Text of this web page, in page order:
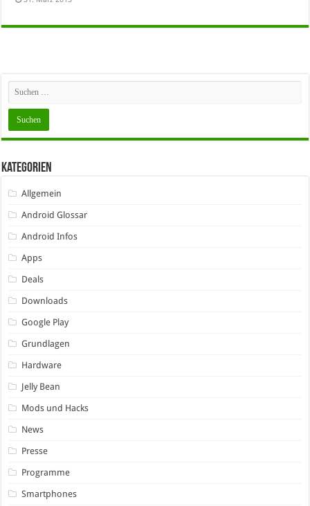
Kategorien
Allgemein
Android Glossar
Android Infos
Apps
Deals
Downloads
Google Play
Grundlagen
Hardware
Jelly Bean
Mods und Hacks
News
Presse
Programme
Smartphones